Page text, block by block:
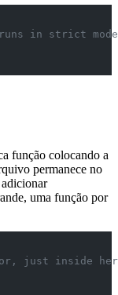
in strict
função colocando a
permanece no
uma função por
just inside